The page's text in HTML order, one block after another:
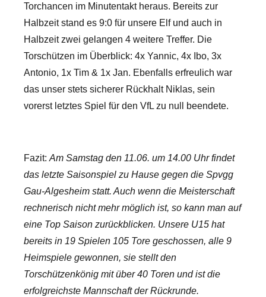
Torchancen im Minutentakt heraus. Bereits zur
Halbzeit stand es 9:0 für unsere Elf und auch in
Halbzeit zwei gelangen 4 weitere Treffer. Die
Torschützen im Überblick: 4x Yannic, 4x Ibo, 3x
Antonio, 1x Tim & 1x Jan. Ebenfalls erfreulich war
das unser stets sicherer Rückhalt Niklas, sein
vorerst letztes Spiel für den VfL zu null beendete.
Fazit: Am Samstag den 11.06. um 14.00 Uhr findet
das letzte Saisonspiel zu Hause gegen die Spvgg
Gau-Algesheim statt. Auch wenn die Meisterschaft
rechnerisch nicht mehr möglich ist, so kann man auf
eine Top Saison zurückblicken. Unsere U15 hat
bereits in 19 Spielen 105 Tore geschossen, alle 9
Heimspiele gewonnen, sie stellt den
Torschützenkönig mit über 40 Toren und ist die
erfolgreichste Mannschaft der Rückrunde.